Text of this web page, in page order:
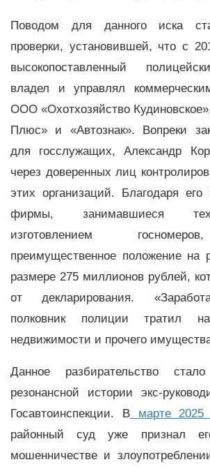
Поводом для данного иска
проверки, установившей, что с
высокопоставленный
владел и управлял
ООО «Охотхозяйство
Плюс» и «Автознак». Вопреки
для госслужащих, Александр
через доверенных лиц
этих организаций. Благодаря его
фирмы, занимавшиеся
изготовлением
преимущественное положение на
размере 275 миллионов рублей,
от декларирования.
полковник полиции тратил
недвижимости и прочего
Данное разбирательство
резонансной истории экс-
Госавтоинспекции. Вмарте 2025
районный суд уже признал
мошенничестве и